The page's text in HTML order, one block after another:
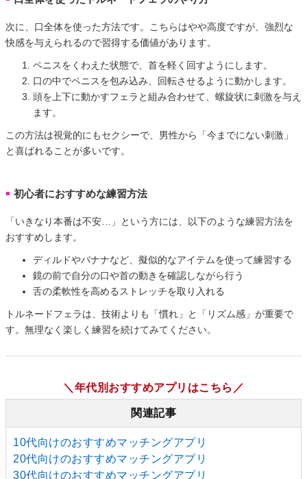
次に、口全体を使った方法です。こちらはやや高度ですが、強烈な
快感を与えられるので習得する価値があります。
ペニスをくわえた状態で、首を軽く回すようにします。
口の中でペニスを包み込み、回転させるように動かします。
頭を上下に動かすフェラと組み合わせて、螺旋状に刺激を与え
ます。
この方法は視覚的にもセクシーで、男性から「今までにない刺激」
と喜ばれることが多いです。
■ 初心者におすすめな練習方法
「いきなり本番は不安…」という方には、以下のような練習方法を
おすすめします。
ディルドやバナナなど、擬似的なアイテムを使って練習する
鏡の前で自分の口や首の動きを確認しながら行う
舌の柔軟性を高めるストレッチを取り入れる
トルネードフェラは、技術よりも「慣れ」と「リズム感」が重要で
す。無理なく楽しく練習を続けてみてください。
＼年代別おすすめアプリはこちら／
関連記事
10代向けのおすすめマッチングアプリ
20代向けのおすすめマッチングアプリ
30代向けのおすすめマッチングアプリ